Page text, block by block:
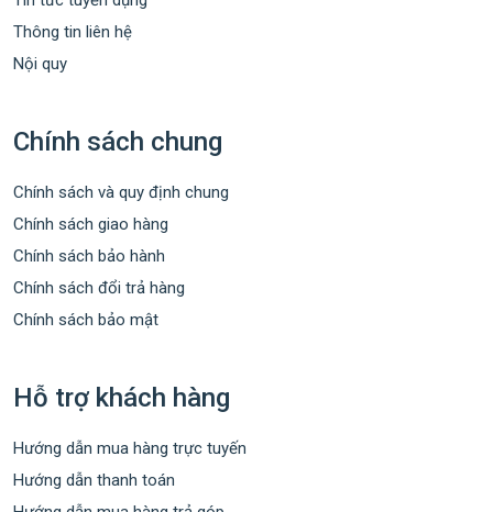
Thông tin liên hệ
Nội quy
Chính sách chung
Chính sách và quy định chung
Chính sách giao hàng
Chính sách bảo hành
Chính sách đổi trả hàng
Chính sách bảo mật
Hỗ trợ khách hàng
Hướng dẫn mua hàng trực tuyến
Hướng dẫn thanh toán